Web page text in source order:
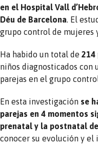
en el Hospital Vall
Déu de Barcelona . El
grupo control de mujeres
Ha habido un total de 214
niños diagnosticados con
parejas en el grupo control.
En esta investigación se
parejas en 4 momentos
prenatal y la postnatal
conocer su evolución y el